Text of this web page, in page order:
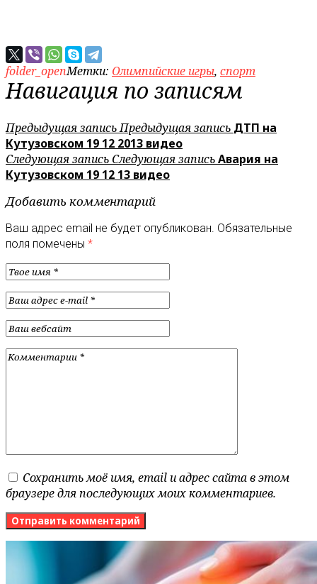
folder_openМетки: Олимпийские игры, спорт
Навигация по записям
Предыдущая записьПредыдущая запись ДТП на
Кутузовском 19 12 2013 видео
Следующая запись Следующая записьАвария на
Кутузовском 19 12 13 видео
Добавить комментарий
Ваш адрес email не будет опубликован. Обязательные
поля помечены *
Сохранить моё имя, email и адрес сайта в этом
браузере для последующих моих комментариев.